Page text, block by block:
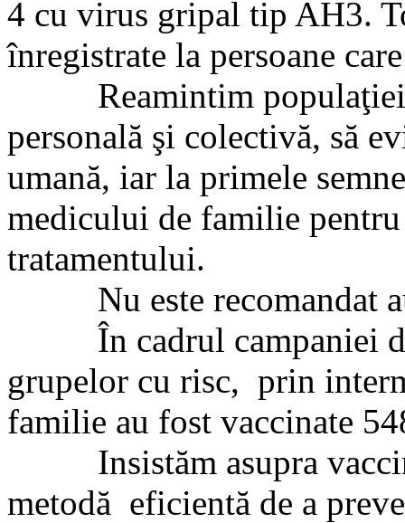
4 cu virus gripal tip AH3.
înregistrate la persoane
Reamintim populaţiei
personală şi colectivă, să
umană, iar la primele
medicului de familie
tratamentului.
Nu este recomandat
În cadrul campaniei de
grupelor cu risc, prin
familie au fost vaccinate
Insistăm asupra
metodă eficientă de a